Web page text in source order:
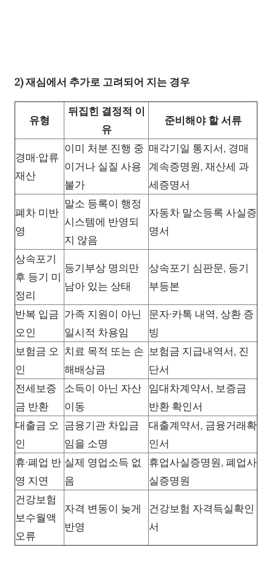
2) 재심에서 추가로 고려되어 지는 경우
유형
뒤집힌 결정적 이
유
준비해야 할 서류
경매·압류
재산
이미 처분 진행 중
이거나 실질 사용
불가
매각기일 통지서, 경매
계속증명원, 재산세 과
세증명서
폐차 미반
영
말소 등록이 행정
시스템에 반영되
지 않음
자동차 말소등록 사실증
명서
상속포기
후 등기 미
정리
등기부상 명의만
남아 있는 상태
상속포기 심판문, 등기
부등본
반복 입금
오인
가족 지원이 아닌
일시적 차용임
문자·카톡 내역, 상환 증
빙
보험금 오
인
치료 목적 또는 손
해배상금
보험금 지급내역서, 진
단서
전세보증
금 반환
소득이 아닌 자산
이동
임대차계약서, 보증금
반환 확인서
대출금 오
인
금융기관 차입금
임을 소명
대출계약서, 금융거래확
인서
휴·폐업 반
영 지연
실제 영업소득 없
음
휴업사실증명원, 폐업사
실증명원
건강보험
보수월액
오류
자격 변동이 늦게
반영
건강보험 자격득실확인
서